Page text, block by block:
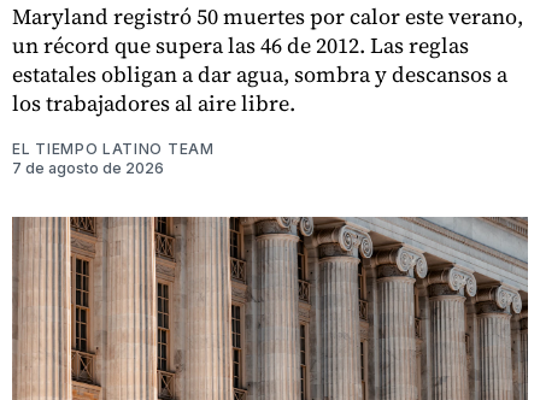
Maryland registró 50 muertes por calor este verano,
un récord que supera las 46 de 2012. Las reglas
estatales obligan a dar agua, sombra y descansos a
los trabajadores al aire libre.
EL TIEMPO LATINO TEAM
7 de agosto de 2026